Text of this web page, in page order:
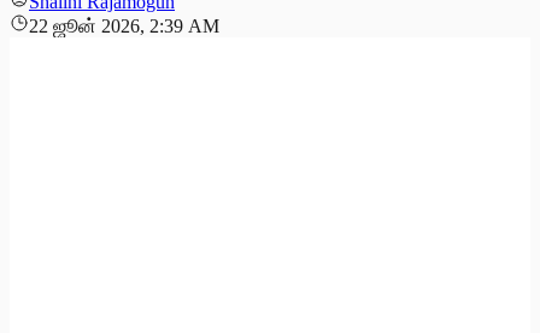
22 ஜூன் 2026, 2:39 AM